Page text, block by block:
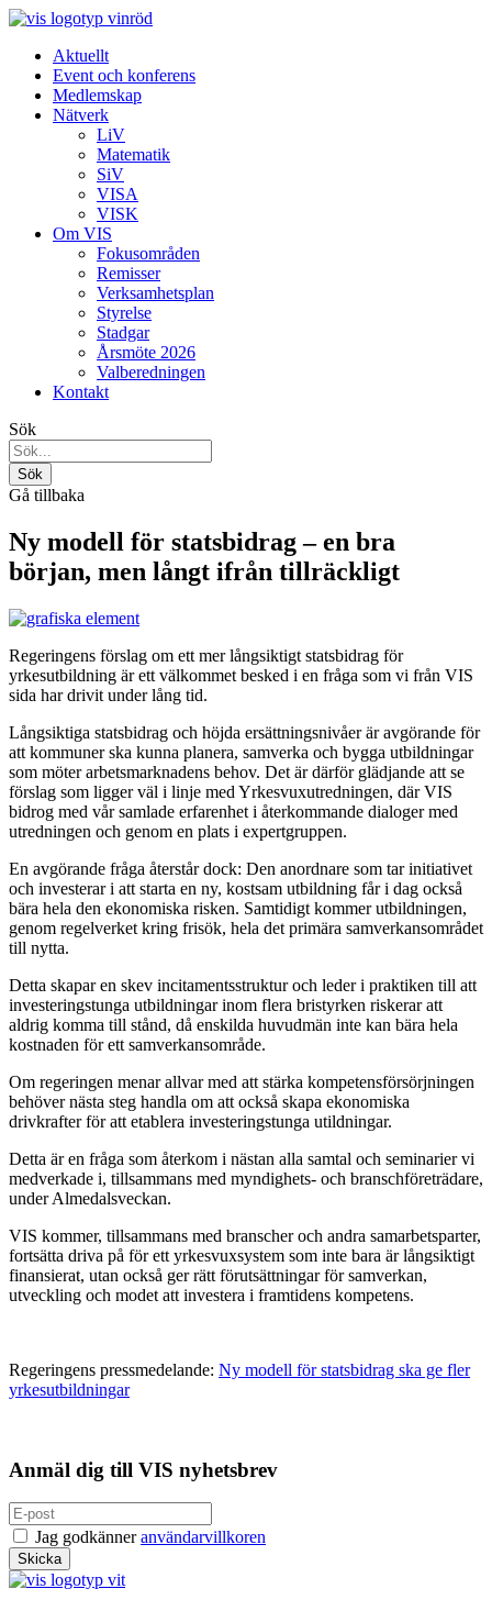
Aktuellt
Event och konferens
Medlemskap
Nätverk
LiV
Matematik
SiV
VISA
VISK
Om VIS
Fokusområden
Remisser
Verksamhetsplan
Styrelse
Stadgar
Årsmöte 2026
Valberedningen
Kontakt
Sök
Gå tillbaka
Ny modell för statsbidrag – en bra
början, men långt ifrån tillräckligt
Regeringens förslag om ett mer långsiktigt statsbidrag för
yrkesutbildning är ett välkommet besked i en fråga som vi från VIS
sida har drivit under lång tid.
Långsiktiga statsbidrag och höjda ersättningsnivåer är avgörande för
att kommuner ska kunna planera, samverka och bygga utbildningar
som möter arbetsmarknadens behov. Det är därför glädjande att se
förslag som ligger väl i linje med Yrkesvuxutredningen, där VIS
bidrog med vår samlade erfarenhet i återkommande dialoger med
utredningen och genom en plats i expertgruppen.
En avgörande fråga återstår dock: Den anordnare som tar initiativet
och investerar i att starta en ny, kostsam utbildning får i dag också
bära hela den ekonomiska risken. Samtidigt kommer utbildningen,
genom regelverket kring frisök, hela det primära samverkansområdet
till nytta.
Detta skapar en skev incitamentsstruktur och leder i praktiken till att
investeringstunga utbildningar inom flera bristyrken riskerar att
aldrig komma till stånd, då enskilda huvudmän inte kan bära hela
kostnaden för ett samverkansområde.
Om regeringen menar allvar med att stärka kompetensförsörjningen
behöver nästa steg handla om att också skapa ekonomiska
drivkrafter för att etablera investeringstunga utildningar.
Detta är en fråga som återkom i nästan alla samtal och seminarier vi
medverkade i, tillsammans med myndighets- och branschföreträdare,
under Almedalsveckan.
VIS kommer, tillsammans med branscher och andra samarbetsparter,
fortsätta driva på för ett yrkesvuxsystem som inte bara är långsiktigt
finansierat, utan också ger rätt förutsättningar för samverkan,
utveckling och modet att investera i framtidens kompetens.
Regeringens pressmedelande: Ny modell för statsbidrag ska ge fler
yrkesutbildningar
Anmäl dig till VIS nyhetsbrev
Jag godkänneranvändarvillkoren